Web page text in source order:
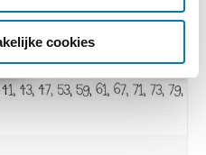
cookies